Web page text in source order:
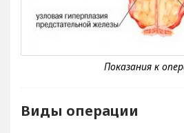
Виды операции